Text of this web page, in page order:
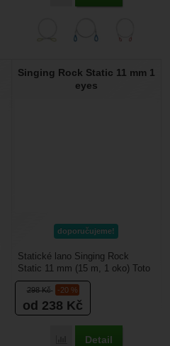
Singing Rock Static 11 mm 1
eyes
doporučujeme!
298Kč -20 %
od 238 Kč
Porovnat
Detail
Statické lano Singing Rock
Static 11 mm (15 m, 1 oko) Toto
statické lano (typ A) je určeno
pro náročné...